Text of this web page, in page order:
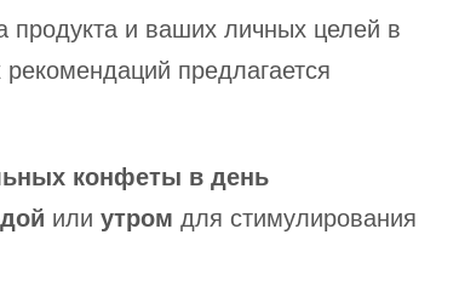
продукта и ваших личных целей в
предлагается
конфеты в день
или утром для стимулирования